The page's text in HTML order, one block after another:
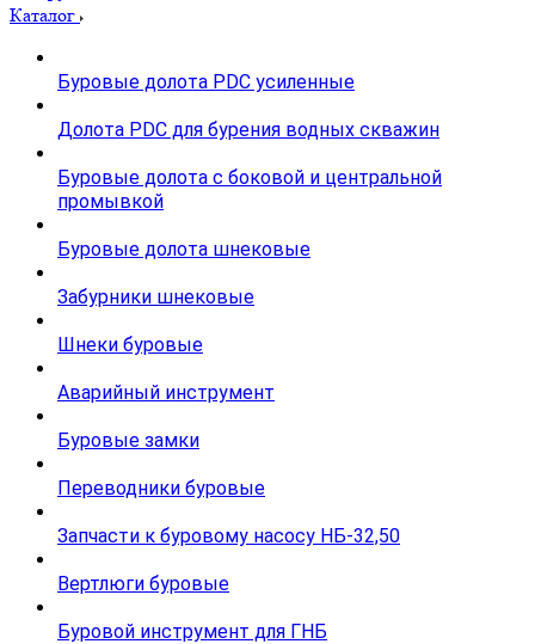
Каталог
Буровые долота PDC усиленные
Долота PDC для бурения водных скважин
Буровые долота с бoковой и центральной
промывкой
Буровые долота шнековые
Забурники шнековые
Шнеки буровые
Аварийный инструмент
Буровые замки
Переводники буровые
Запчасти к буровому насосу НБ-32,50
Вертлюги буровые
Буровой инструмент для ГНБ